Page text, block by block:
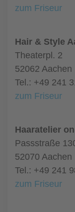
zum Friseur
Hair & Style
Theaterpl. 2
52062 Aachen
Tel.: +49 241
zum Friseur
Haaratelier
Passstraße
52070 Aachen
Tel.: +49 241
zum Friseur